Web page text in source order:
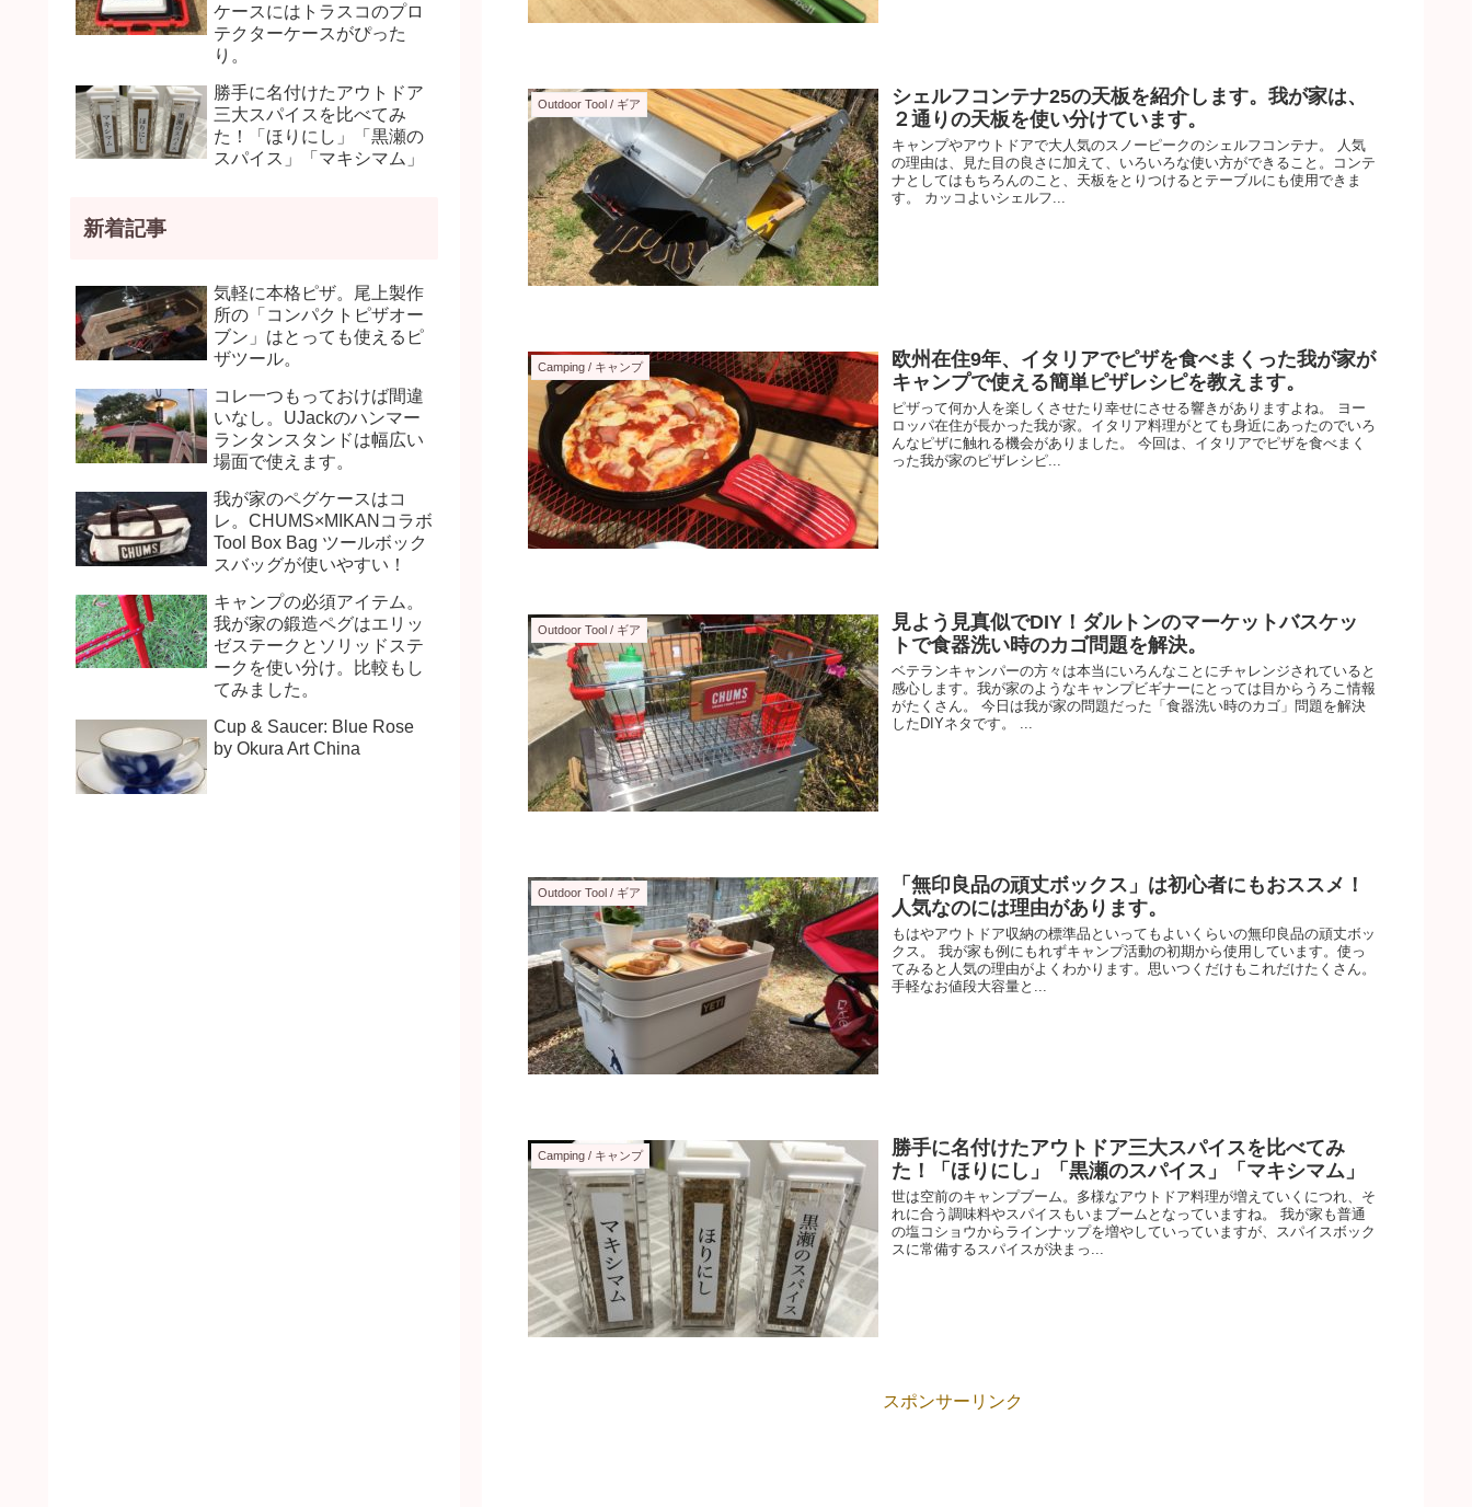
Outdoor Tool / ギア
シェルフコンテナ25の天板を紹介します。我が家は、
２通りの天板を使い分けています。
キャンプやアウトドアで大人気のスノーピークのシェルフコンテナ。 人気
の理由は、見た目の良さに加えて、いろいろな使い方ができること。コンテ
ナとしてはもちろんのこと、天板をとりつけるとテーブルにも使用できま
す。 カッコよいシェルフ...
Camping / キャンプ
欧州在住9年、イタリアでピザを食べまくった我が家が
キャンプで使える簡単ピザレシピを教えます。
ピザって何か人を楽しくさせたり幸せにさせる響きがありますよね。 ヨー
ロッパ在住が長かった我が家。イタリア料理がとても身近にあったのでいろ
んなピザに触れる機会がありました。 今回は、イタリアでピザを食べまく
った我が家のピザレシピ...
Outdoor Tool / ギア
見よう見真似でDIY！ダルトンのマーケットバスケッ
トで食器洗い時のカゴ問題を解決。
ベテランキャンパーの方々は本当にいろんなことにチャレンジされていると
感心します。我が家のようなキャンプビギナーにとっては目からうろこ情報
がたくさん。 今日は我が家の問題だった「食器洗い時のカゴ」問題を解決
したDIYネタです。 ...
Outdoor Tool / ギア
「無印良品の頑丈ボックス」は初心者にもおススメ！
人気なのには理由があります。
もはやアウトドア収納の標準品といってもよいくらいの無印良品の頑丈ボッ
クス。 我が家も例にもれずキャンプ活動の初期から使用しています。使っ
てみると人気の理由がよくわかります。思いつくだけもこれだけたくさん。
手軽なお値段大容量と...
Camping / キャンプ
勝手に名付けたアウトドア三大スパイスを比べてみ
た！「ほりにし」「黒瀬のスパイス」「マキシマム」
世は空前のキャンプブーム。多様なアウトドア料理が増えていくにつれ、そ
れに合う調味料やスパイスもいまブームとなっていますね。 我が家も普通
の塩コショウからラインナップを増やしていっていますが、スパイスボック
スに常備するスパイスが決まっ...
スポンサーリンク
ケースにはトラスコのプロ
テクターケースがぴった
り。
勝手に名付けたアウトドア
三大スパイスを比べてみ
た！「ほりにし」「黒瀬の
スパイス」「マキシマム」
新着記事
気軽に本格ピザ。尾上製作
所の「コンパクトピザオー
ブン」はとっても使えるピ
ザツール。
コレ一つもっておけば間違
いなし。UJackのハンマー
ランタンスタンドは幅広い
場面で使えます。
我が家のペグケースはコ
レ。CHUMS×MIKANコラボ
Tool Box Bag ツールボック
スバッグが使いやすい！
キャンプの必須アイテム。
我が家の鍛造ペグはエリッ
ゼステークとソリッドステ
ークを使い分け。比較もし
てみました。
Cup & Saucer: Blue Rose
by Okura Art China